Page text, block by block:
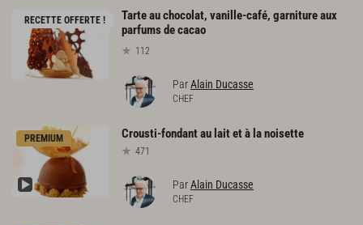
RECETTE OFFERTE !
Tarte au chocolat, vanille-café, garniture aux
parfums de cacao
112
ParAlain Ducasse
CHEF
PREMIUM Crousti-fondantau laitetà lanoisette
471
ParAlain Ducasse
CHEF